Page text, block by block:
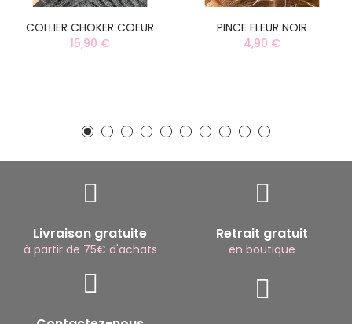
COLLIER CHOKER COEUR
15,90 €
PINCE FLEUR NOIR
4,90 €
Livraison gratuite
à partir de 75€ d'achats
Retrait gratuit
en boutique